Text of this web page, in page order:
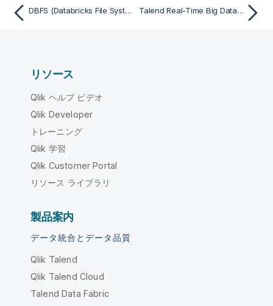
DBFS (Databricks File System)にファイルをアップロード Talend Real-Time Big Data Platformの使い方
リソース
Qlik ヘルプ ビデオ
Qlik Developer
トレーニング
Qlik 学習
Qlik Customer Portal
リソース ライブラリ
製品案内
データ統合とデータ品質
Qlik Talend
Qlik Talend Cloud
Talend Data Fabric